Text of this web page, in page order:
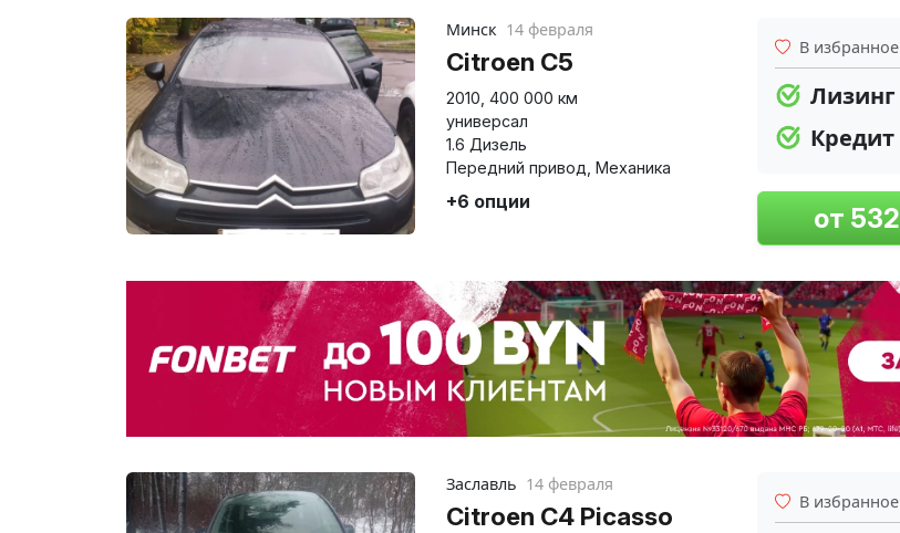
Минск 14 февраля
Citroen C5
2010 400 000 км
универсал
1.6 Дизель
Передний привод Механика
+6 опции
В избранное
Лизинг
Кредит
Заславль 14 февраля
Citroen C4 Picasso В избранное